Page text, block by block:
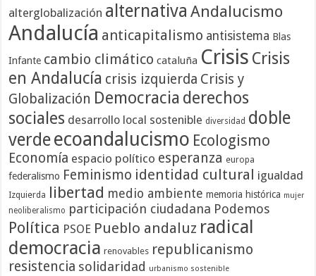
alterglobalización alternativa Andalucismo
Andalucía anticapitalismo antisistema Blas
Infante cambio climático cataluña Crisis Crisis
en Andalucía crisis izquierda Crisis y
Globalización Democracia derechos
sociales desarrollo local sostenible diversidad doble
verdeecoandalucismo Ecologismo
Economía espacio político esperanza europa
federalismo Feminismo identidad cultural igualdad
Izquierda libertad medio ambiente memoria histórica mujer
neoliberalismo participación ciudadana Podemos
Política PSOE Pueblo andaluz radical
democracia renovables republicanismo
resistencia solidaridad urbanismo sostenible